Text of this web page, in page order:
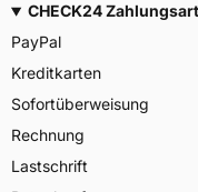
CHECK24
PayPal
Kreditkarten
Sofortüberweisung
Rechnung
Lastschrift